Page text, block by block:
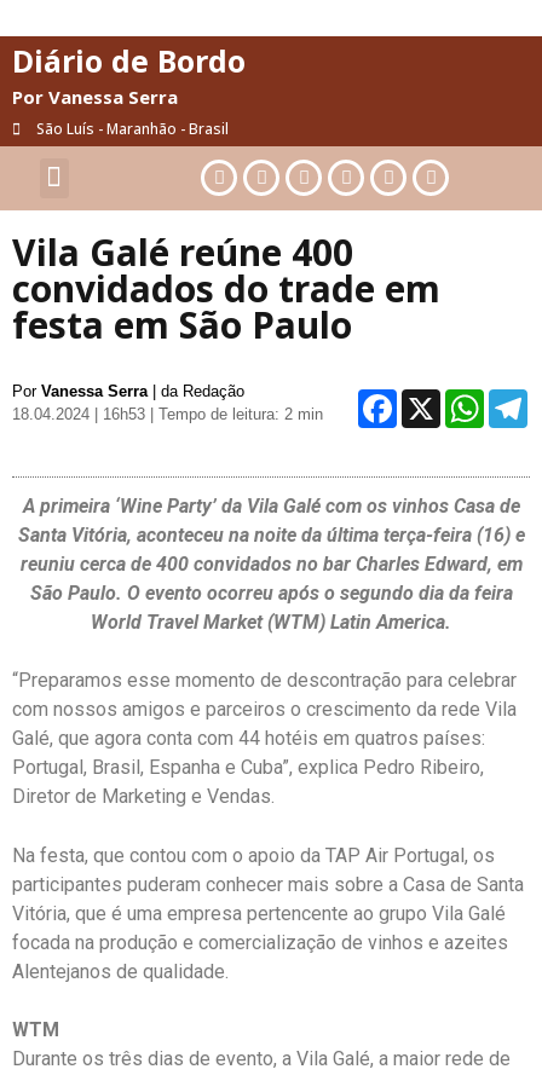
Diário de Bordo
Por Vanessa Serra
São Luís - Maranhão - Brasil
Vila Galé reúne 400
convidados do trade em
festa em São Paulo
Por Vanessa Serra | da Redação
18.04.2024 | 16h53
| Tempo de leitura: 2 min X
A primeira ‘Wine Party’ da Vila Galé com os vinhos Casa de
Santa Vitória, aconteceu na noite da última terça-feira (16) e
reuniu cerca de 400 convidados no bar Charles Edward, em
São Paulo. O evento ocorreu após o segundo dia da feira
World Travel Market (WTM) Latin America.
“Preparamos esse momento de descontração para celebrar
com nossos amigos e parceiros o crescimento da rede Vila
Galé, que agora conta com 44 hotéis em quatros países:
Portugal, Brasil, Espanha e Cuba”, explica Pedro Ribeiro,
Diretor de Marketing e Vendas.
Na festa, que contou com o apoio da TAP Air Portugal, os
participantes puderam conhecer mais sobre a Casa de Santa
Vitória, que é uma empresa pertencente ao grupo Vila Galé
focada na produção e comercialização de vinhos e azeites
Alentejanos de qualidade.
WTM
Durante os três dias de evento, a Vila Galé, a maior rede de